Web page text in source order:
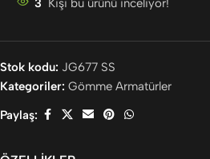
3 Kişi bu ürünü inceliyor!
Stok kodu: JG677 SS
Kategoriler: Gömme Armatürler
Paylaş: